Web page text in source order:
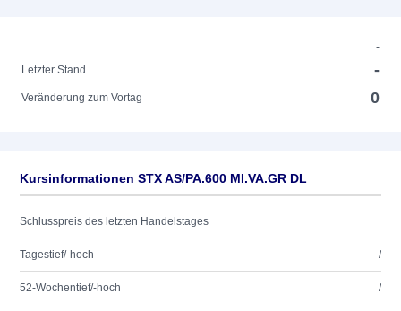
-
Letzter Stand
-
Veränderung zum Vortag 0
Kursinformationen STX AS/PA.600 MI.VA.GR DL
Schlusspreis des letzten Handelstages
Tagestief/-hoch /
52-Wochentief/-hoch /